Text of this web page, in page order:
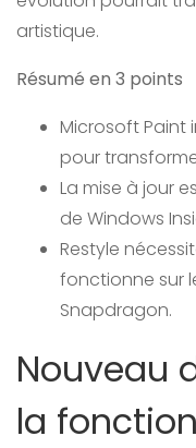
artistique.
Résumé en 3 points
Microsoft Paint
pour
La mise à jour
de Windows
Restyle
fonctionne sur
Snapdragon.
Nouveau
la